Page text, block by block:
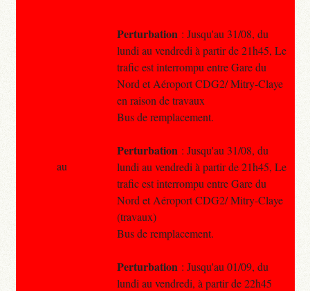
Perturbation : Jusqu'au 31/08, du
lundi au vendredi à partir de 21h45, Le
trafic est interrompu entre Gare du
Nord et Aéroport CDG2/ Mitry-Claye
en raison de travaux
Bus de remplacement.
Perturbation : Jusqu'au 31/08, du
lundi au vendredi à partir de 21h45, Le
trafic est interrompu entre Gare du
Nord et Aéroport CDG2/ Mitry-Claye
(travaux)
Bus de remplacement.
Perturbation : Jusqu'au 01/09, du
lundi au vendredi, à partir de 22h45
au